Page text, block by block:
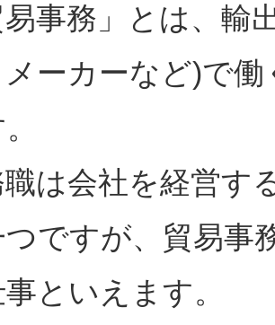
易事務」とは、
ーカーなど)で
は会社を経営す
ですが、貿易事
といえます。